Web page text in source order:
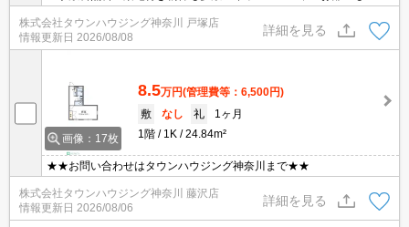
株式会社タウンハウジング神奈川 戸塚店
情報更新日 2026/08/08
詳細を見る
画像：17枚
8.5万円(管理費等：6,500円)
敷
なし 礼
1ヶ月
1階
1K 24.84m²
★★お問い合わせはタウンハウジング神奈川まで★★
株式会社タウンハウジング神奈川 藤沢店
情報更新日 2026/08/06
詳細を見る